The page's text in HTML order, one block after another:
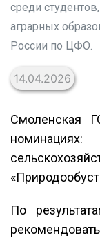
среди
аграрных
России по ЦФО.
14.04.2026
Смоленская
По